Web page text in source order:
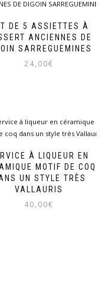
DE 5 ASSIETTES À
ANCIENNES DE
SARREGUEMINES
24,00€
À LIQUEUR EN
MOTIF DE COQ
UN STYLE TRÈS
VALLAURIS
40,00€